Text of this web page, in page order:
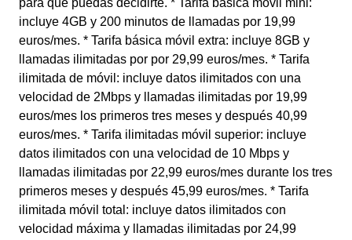
para que puedas decidirte. * Tarifa básica móvil mini:
incluye 4GB y 200 minutos de llamadas por 19,99
euros/mes. * Tarifa básica móvil extra: incluye 8GB y
llamadas ilimitadas por por 29,99 euros/mes. * Tarifa
ilimitada de móvil: incluye datos ilimitados con una
velocidad de 2Mbps y llamadas ilimitadas por 19,99
euros/mes los primeros tres meses y después 40,99
euros/mes. * Tarifa ilimitadas móvil superior: incluye
datos ilimitados con una velocidad de 10 Mbps y
llamadas ilimitadas por 22,99 euros/mes durante los tres
primeros meses y después 45,99 euros/mes. * Tarifa
ilimitada móvil total: incluye datos ilimitados con
velocidad máxima y llamadas ilimitadas por 24,99